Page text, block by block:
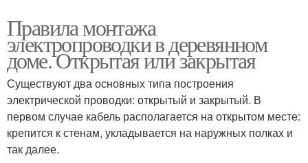
Правила монтажа
электропроводки в деревянном
доме. Открытая или закрытая
Существуют два основных типа построения
электрической проводки: открытый и закрытый. В
первом случае кабель располагается на открытом месте:
крепится к стенам, укладывается на наружных полках и
так далее.